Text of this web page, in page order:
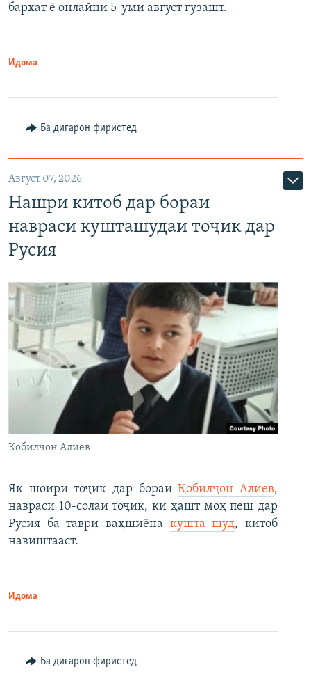
бархат ё онлайнӣ 5-уми август гузашт.
Идома
Ба дигарон фиристед
Август 07, 2026
Нашри китоб дар бораи
навраси кушташудаи тоҷик дар
Русия
Қобилҷон Алиев
Як шоири тоҷик дар бораиҚобилҷон Алиев,
навраси 10-солаи тоҷик, ки ҳашт моҳ пеш дар
Русия ба таври ваҳшиёна кушта шуд, китоб
навиштааст.
Идома
Ба дигарон фиристед